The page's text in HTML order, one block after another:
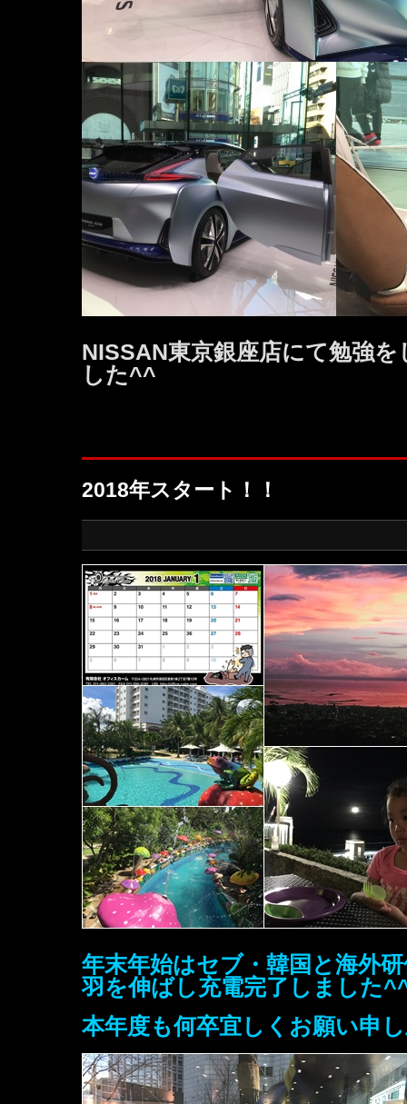
NISSAN東京銀座店にて勉強
した^^
2018年スタート！！
年末年始はセブ・韓国と海外
羽を伸ばし充電完了しました
本年度も何卒宜しくお願い申